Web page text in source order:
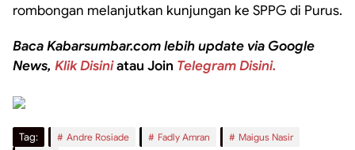
rombongan melanjutkan kunjungan ke SPPG di Purus.
Baca Kabarsumbar.com lebih update via Google
News, Klik Disiniatau Join Telegram Disini.
Tag: Andre Rosiade Fadly Amran
Maigus Nasir